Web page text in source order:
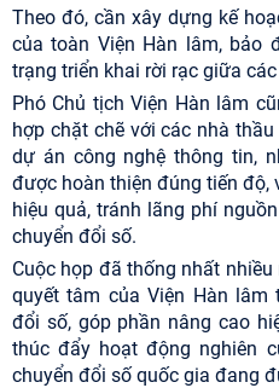
Theo đó, cần xây dựng kế
của toàn Viện Hàn lâm, bảo
trạng triển khai rời rạc giữa
Phó Chủ tịch Viện Hàn lâm
hợp chặt chẽ với các nhà
dự án công nghệ thông tin,
được hoàn thiện đúng tiến độ,
hiệu quả, tránh lãng phí
chuyển đổi số.
Cuộc họp đã thống nhất
quyết tâm của Viện Hàn lâm
đổi số, góp phần nâng cao
thúc đẩy hoạt động nghiên
chuyển đổi số quốc gia đang